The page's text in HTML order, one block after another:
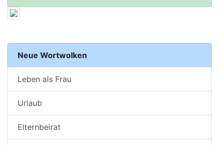
Neue Wortwolken
Leben als Frau
Urlaub
Elternbeirat